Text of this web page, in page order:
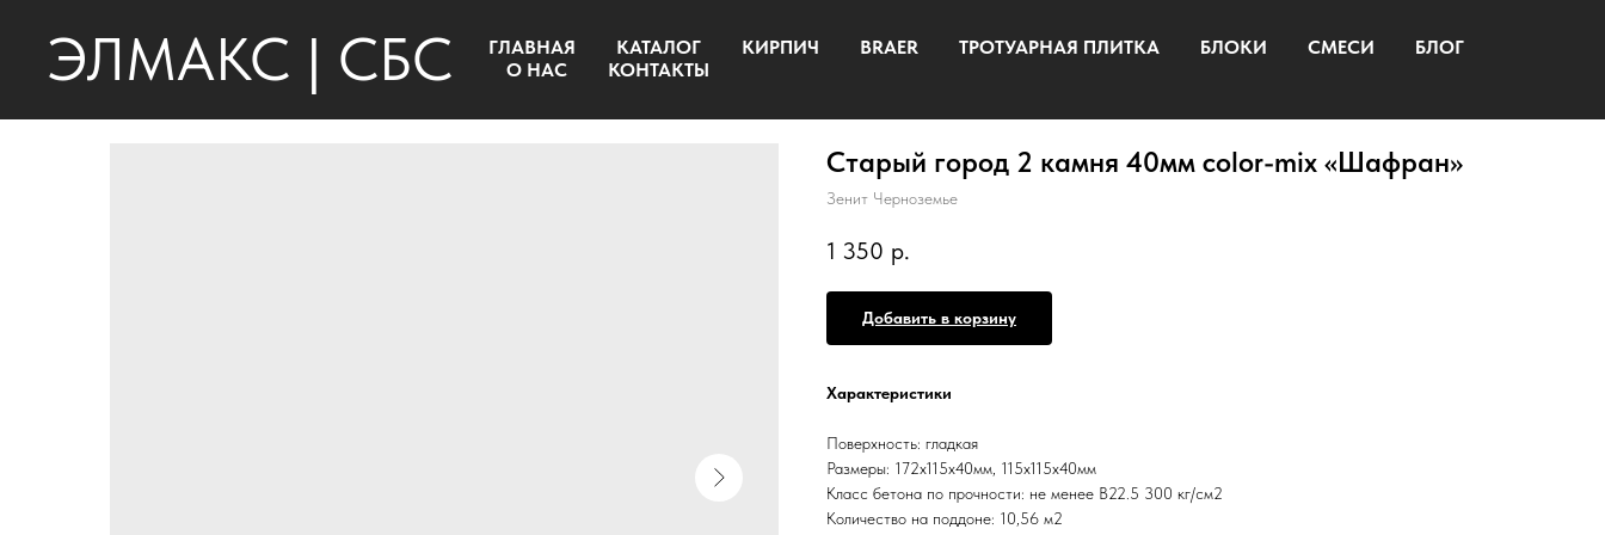
ЭЛМАКС | СБС ГЛАВНАЯ КАТАЛОГ КИРПИЧ BRAER ТРОТУАРНАЯ ПЛИТКА БЛОКИ СМЕСИ
БЛОГ
О НАС
КОНТАКТЫ
Старый город 2 камня 40мм color-mix «Шафран»
Зенит Черноземье
1 350 р.
Добавить в корзину
Характеристики
Поверхность: гладкая
Размеры: 172x115x40мм, 115x115x40мм
Класс бетона по прочности: не менее B22.5 300 кг/см2
Количество на поддоне: 10,56 м2